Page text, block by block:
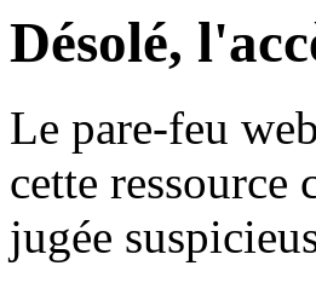
Désolé,
Le pare-feu
cette ressource
jugée